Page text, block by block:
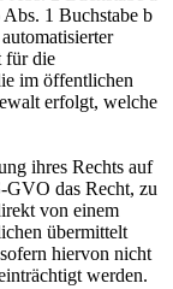
1 Buchstabe b
für die
im öffentlichen
erfolgt, welche
ihres Rechts auf
GVO das Recht, zu
von einem
übermittelt
hiervon nicht
werden.